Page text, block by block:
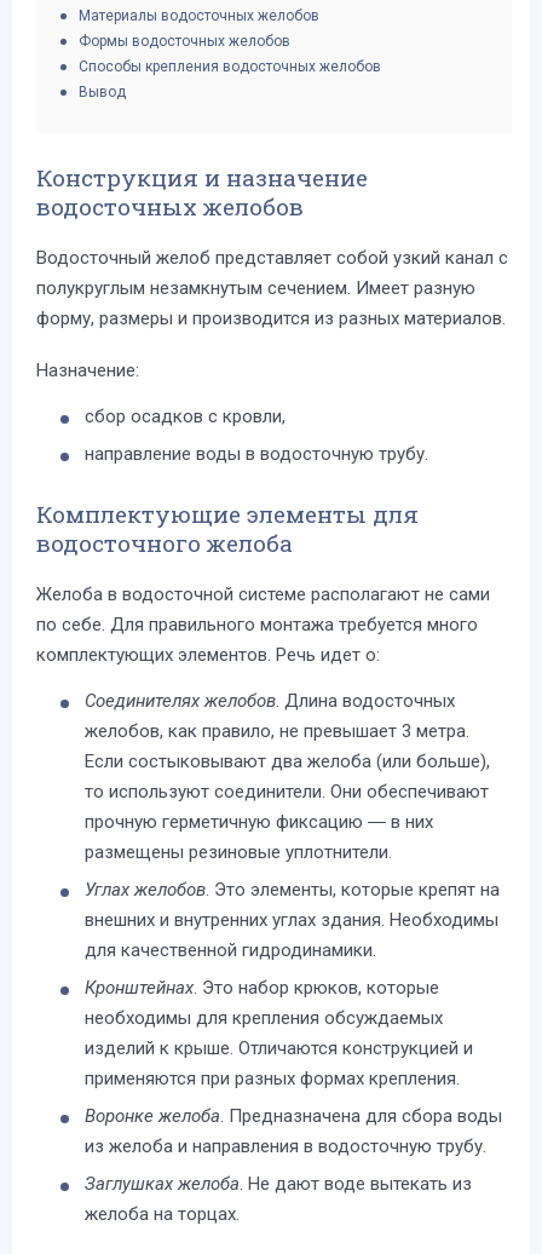
Материалы водосточных желобов
Формы водосточных желобов
Способы крепления водосточных желобов
Вывод
Конструкция и назначение
водосточных желобов
Водосточный желоб представляет собой узкий канал с
полукруглым незамкнутым сечением. Имеет разную
форму, размеры и производится из разных материалов.
Назначение:
сбор осадков с кровли,
направление воды в водосточную трубу.
Комплектующие элементы для
водосточного желоба
Желоба в водосточной системе располагают не сами
по себе. Для правильного монтажа требуется много
комплектующих элементов. Речь идет о:
Соединителях желобов. Длина водосточных
желобов, как правило, не превышает 3 метра.
Если состыковывают два желоба (или больше),
то используют соединители. Они обеспечивают
прочную герметичную фиксацию ― в них
размещены резиновые уплотнители.
Углах желобов. Это элементы, которые крепят на
внешних и внутренних углах здания. Необходимы
для качественной гидродинамики.
Кронштейнах. Это набор крюков, которые
необходимы для крепления обсуждаемых
изделий к крыше. Отличаются конструкцией и
применяются при разных формах крепления.
Воронке желоба. Предназначена для сбора воды
из желоба и направления в водосточную трубу.
Заглушках желоба. Не дают воде вытекать из
желоба на торцах.